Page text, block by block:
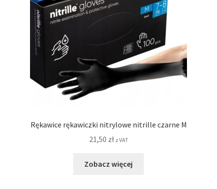
Rękawice rękawiczki nitrylowe nitrille czarne M
21,50 zł z VAT
Zobacz więcej